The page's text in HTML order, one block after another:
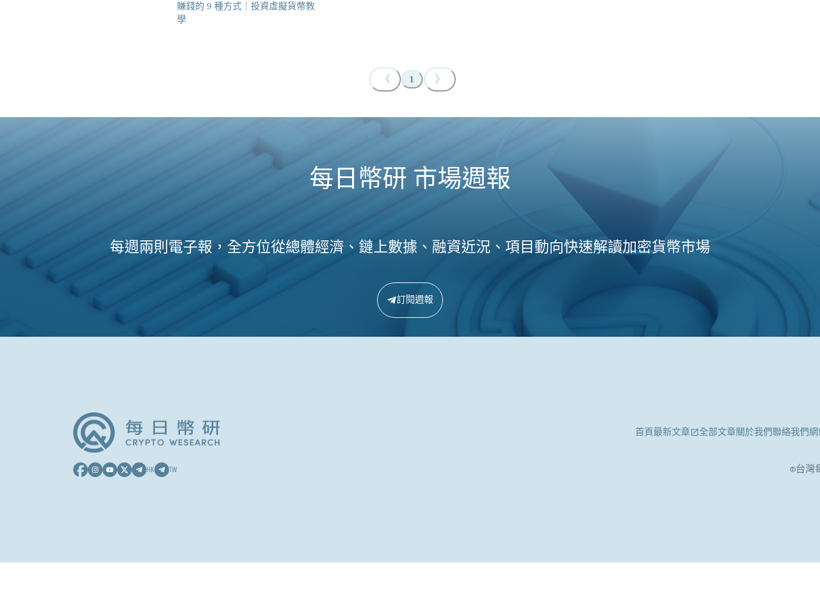
賺錢的 9 種方式｜投資虛擬貨幣教
學
〈 1 〉
每日幣研 市場週報
每週兩則電子報，全方位從總體經濟、鏈上數據、融資近況、項目動向快速解讀加密貨幣市場
訂閱週報
首頁最新文章 全部文章關於我們聯絡我們
HK TW ©台灣